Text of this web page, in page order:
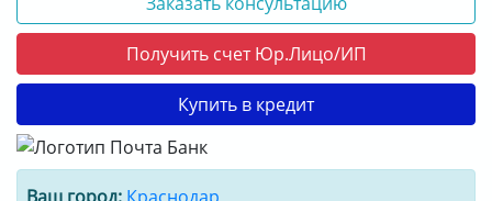
Получить счет Юр.Лицо/ИП
Купить в кредит